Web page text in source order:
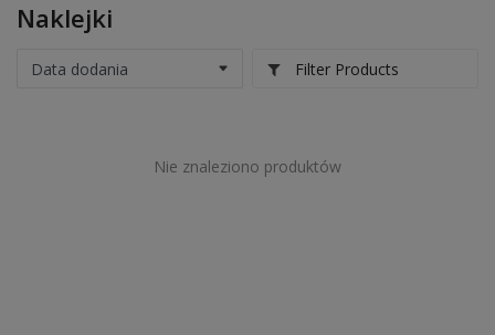
Zarejestruj
Wyposażenie i akcesoria samochodowe
Naklejki
Filter Products
Nie znaleziono produktów